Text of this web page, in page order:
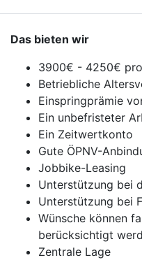
Das bieten wir
3900€ - 4250€
Betriebliche
Einspringprämie
Ein unbefristeter
Ein Zeitwertkonto
Gute ÖPNV-
Jobbike-Leasing
Unterstützung bei
Unterstützung bei
Wünsche können
berücksichtigt
Zentrale Lage